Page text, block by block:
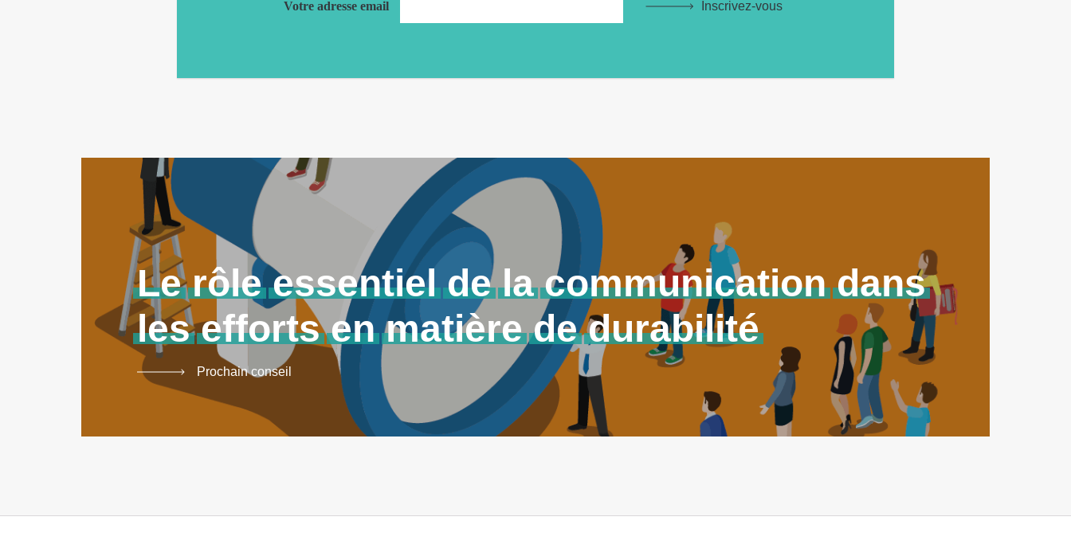
Votre adresse email Inscrivez-vous
Le rôle essentiel de la communication dans
les efforts en matière de durabilité
Prochain conseil